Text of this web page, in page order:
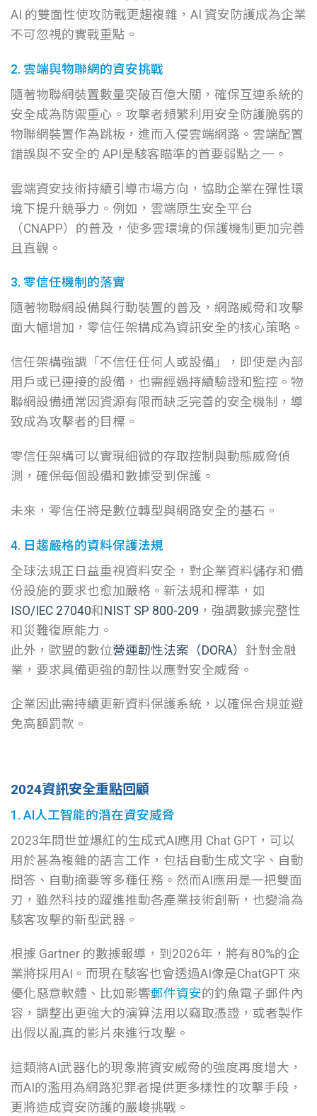
AI 的雙面性使攻防戰更趨複雜，AI 資安防護成為企業
不可忽視的實戰重點。
2. 雲端與物聯網的資安挑戰
隨著物聯網裝置數量突破百億大關，確保互連系統的
安全成為防禦重心。 攻擊者頻繁利用安全防護脆弱的
物聯網裝置作為跳板，進而入侵雲端網路。雲端配置
錯誤與不安全的 API是駭客瞄準的首要弱點之一。
雲端資安技術持續引導市場方向，協助企業在彈性環
境下提升競爭力。 例如，雲端原生安全平台
（CNAPP）的普及，使多雲環境的保護機制更加完善
且直觀。
3. 零信任機制的落實
隨著物聯網設備與行動裝置的普及，網路威脅和攻擊
面大幅增加，零信任架構成為資訊安全的核心策略。
信任架構強調「不信任任何人或設備」，即使是內部
用戶或已連接的設備，也需經過持續驗證和監控。物
聯網設備通常因資源有限而缺乏完善的安全機制，導
致成為攻擊者的目標。
零信任架構可以實現細微的存取控制與動態威脅偵
測，確保每個設備和數據受到保護。
未來，零信任將是數位轉型與網路安全的基石。
4. 日趨嚴格的資料保護法規
全球法規正日益重視資料安全，對企業資料儲存和備
份設施的要求也愈加嚴格。新法規和標準，如
ISO/IEC 27040和NIST SP 800-209 ，強調數據完整性
和災難復原能力。
此外，歐盟的數位營運韌性法案（DORA） 針對金融
業，要求具備更強的韌性以應對安全威脅。
企業因此需持續更新資料保護系統，以確保合規並避
免高額罰款。
2024資訊安全重點回顧
1. AI人工智能的潛在資安威脅
2023年問世並爆紅的生成式AI應用 Chat GPT，可以
用於甚為複雜的語言工作，包括自動生成文字、自動
問答、自動摘要等多種任務。然而AI應用是一把雙面
刃，雖然科技的躍進推動各產業技術創新，也變淪為
駭客攻擊的新型武器。
根據 Gartner 的數據報導，到2026年，將有80%的企
業將採用AI。而現在駭客也會透過AI像是ChatGPT 來
優化惡意軟體、比如影響郵件資安的釣魚電子郵件內
容，調整出更強大的演算法用以竊取憑證，或者製作
出假以亂真的影片來進行攻擊。
這類將AI武器化的現象將資安威脅的強度再度增大，
而AI的濫用為網路犯罪者提供更多樣性的攻擊手段，
更將造成資安防護的嚴峻挑戰。